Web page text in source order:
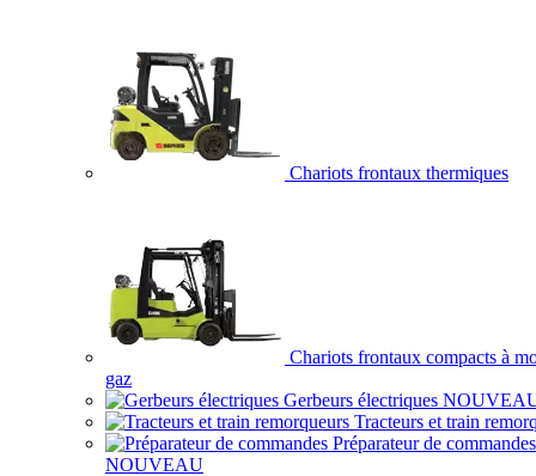
Chariots frontaux thermiques
Chariots frontaux compacts à
gaz
Gerbeurs électriques
Tracteurs et train
Préparateur de commandes
NOUVEAU